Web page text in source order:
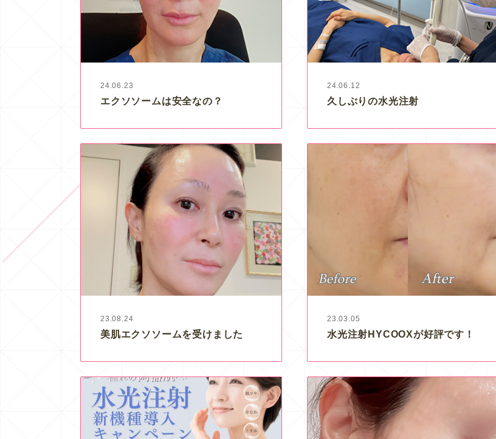
24.06.23
エクソソームは安全なの？
24.06.12
久しぶりの水光注射
23.08.24
美肌エクソソームを受けました
23.03.05
水光注射HYCOOXが好評です！